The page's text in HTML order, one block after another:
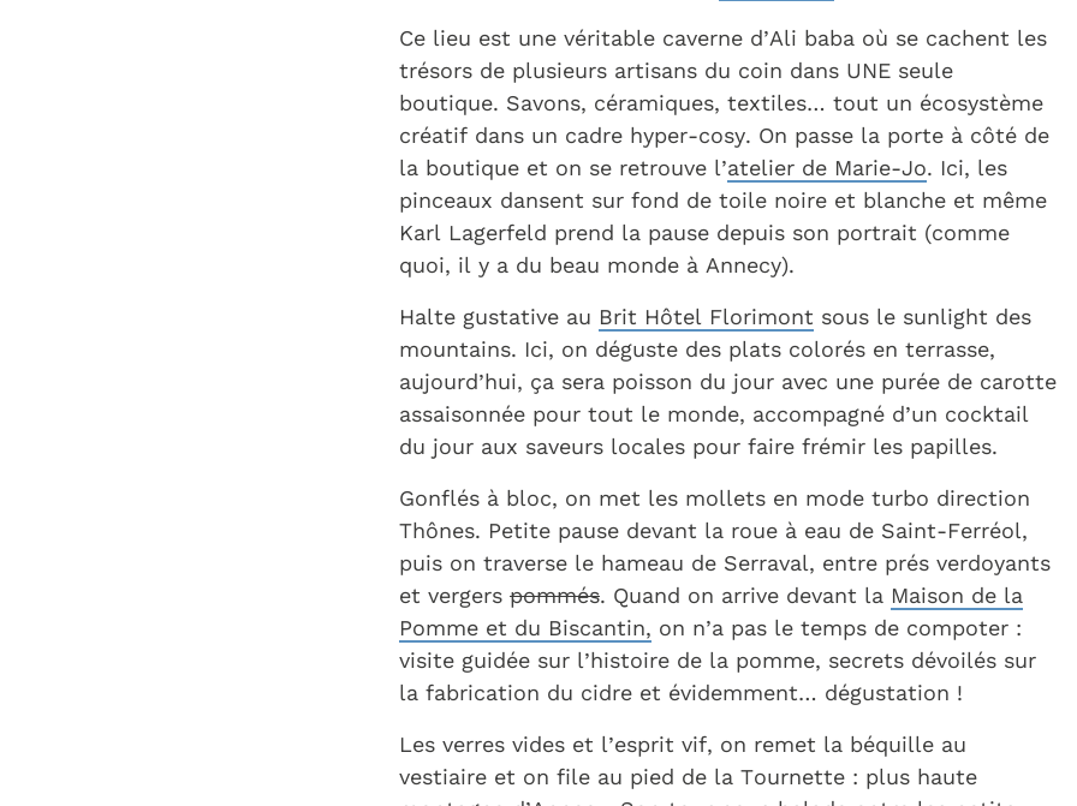
Ce lieu est une véritable caverne d’Ali baba où se cachent les
trésors de plusieurs artisans du coin dans UNE seule
boutique. Savons, céramiques, textiles… tout un écosystème
créatif dans un cadre hyper-cosy. On passe la porte à côté de
la boutique et on se retrouve l’atelier de Marie-Jo. Ici, les
pinceaux dansent sur fond de toile noire et blanche et même
Karl Lagerfeld prend la pause depuis son portrait (comme
quoi, il y a du beau monde à Annecy).
Halte gustative au Brit Hôtel Florimont sous le sunlight des
mountains. Ici, on déguste des plats colorés en terrasse,
aujourd’hui, ça sera poisson du jour avec une purée de carotte
assaisonnée pour tout le monde, accompagné d’un cocktail
du jour aux saveurs locales pour faire frémir les papilles.
Gonflés à bloc, on met les mollets en mode turbo direction
Thônes. Petite pause devant la roue à eau de Saint-Ferréol,
puis on traverse le hameau de Serraval, entre prés verdoyants
et vergers pommés. Quand on arrive devant la Maison de la
Pomme et du Biscantin, on n’a pas le temps de compoter :
visite guidée sur l’histoire de la pomme, secrets dévoilés sur
la fabrication du cidre et évidemment… dégustation !
Les verres vides et l’esprit vif, on remet la béquille au
vestiaire et on file au pied de la Tournette : plus haute